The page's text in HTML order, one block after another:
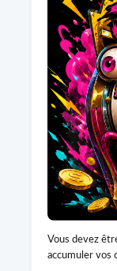
Vous devez
accumuler vos